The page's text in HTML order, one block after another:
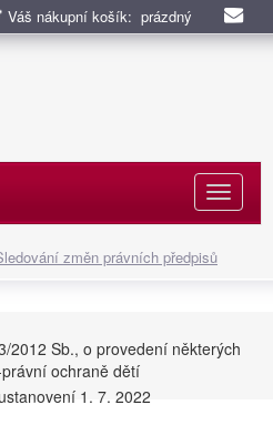
Váš nákupní košík: prázdný
změn právních předpisů
2012 Sb., o provedení některých
ochraně dětí
1. 7. 2022